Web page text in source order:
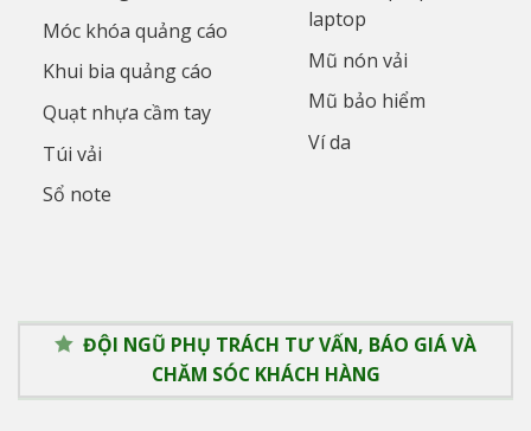
Móc khóa quảng cáo
Khui bia quảng cáo
Quạt nhựa cầm tay
Túi vải
Sổ note
laptop
Mũ nón vải
Mũ bảo hiểm
Ví da
ĐỘI NGŨ PHỤ TRÁCH TƯ VẤN, BÁO GIÁ VÀ
CHĂM SÓC KHÁCH HÀNG